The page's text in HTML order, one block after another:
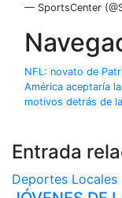
— SportsCenter
NFL: novato de
América aceptaría
motivos detrás de
Entrada
Deportes Locales